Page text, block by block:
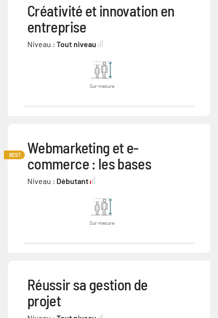
Créativité et innovation en
entreprise
Niveau : Tout niveau
Sur-mesure
BEST
Webmarketing et e-
commerce : les bases
Niveau : Débutant
Sur-mesure
Réussir sa gestion de
projet